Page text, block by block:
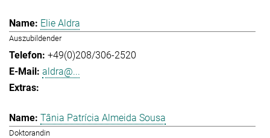
Elie Aldra
Auszubildender
+49(0)208/306-2520
aldra@...
Tânia Patrícia Almeida Sousa
Doktorandin